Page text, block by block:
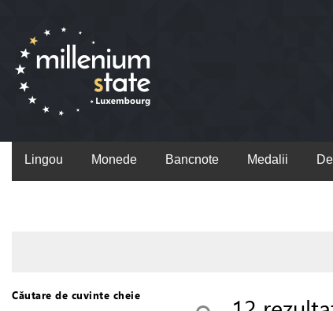
Lingou Monede Bancnote Medalii
Căutare de cuvinte cheie